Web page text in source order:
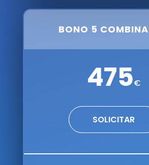
BONO 5
475€
SOLICITAR